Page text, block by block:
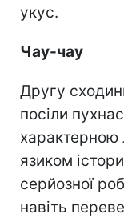
укус.
Чау-чау
Другу
посіли
характерною
язиком
серйозної
навіть